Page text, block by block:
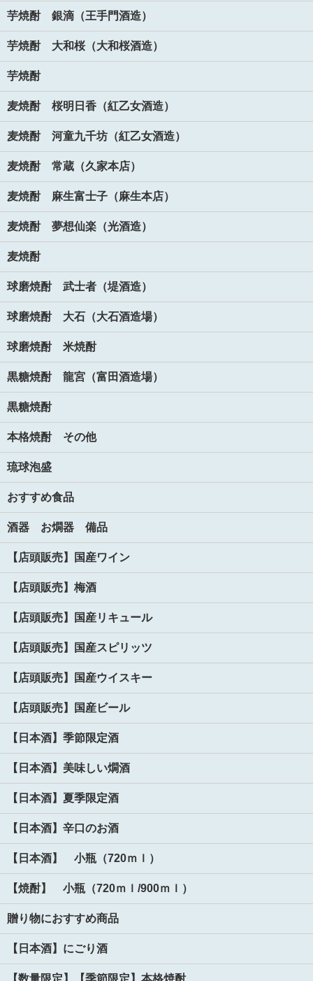
芋焼酎 銀滴（王手門酒造）
芋焼酎 大和桜（大和桜酒造）
芋焼酎
麦焼酎 桜明日香（紅乙女酒造）
麦焼酎 河童九千坊（紅乙女酒造）
麦焼酎 常蔵（久家本店）
麦焼酎 麻生富士子（麻生本店）
麦焼酎 夢想仙楽（光酒造）
麦焼酎
球磨焼酎 武士者（堤酒造）
球磨焼酎 大石（大石酒造場）
球磨焼酎 米焼酎
黒糖焼酎 龍宮（富田酒造場）
黒糖焼酎
本格焼酎 その他
琉球泡盛
おすすめ食品
酒器 お燗器 備品
【店頭販売】国産ワイン
【店頭販売】梅酒
【店頭販売】国産リキュール
【店頭販売】国産スピリッツ
【店頭販売】国産ウイスキー
【店頭販売】国産ビール
【日本酒】季節限定酒
【日本酒】美味しい燗酒
【日本酒】夏季限定酒
【日本酒】辛口のお酒
【日本酒】 小瓶（720ｍｌ）
【焼酎】 小瓶（720ｍｌ/900ｍｌ）
贈り物におすすめ商品
【日本酒】にごり酒
【数量限定】【季節限定】本格焼酎